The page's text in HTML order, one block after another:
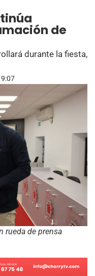
de
durante la fiesta,
rueda de prensa